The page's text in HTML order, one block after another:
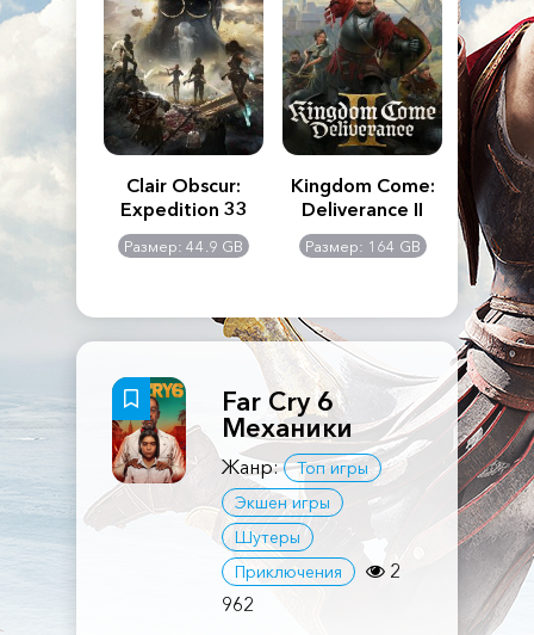
Creed
Clair Obscur:
Expedition 33
Размер: 44.9 GB
Kingdom Come:
Deliverance II
Размер: 164 GB
The
Far Cry 6
Механики
Жанр:
Топ игры
Экшен игры
Шутеры
Приключения
2
962